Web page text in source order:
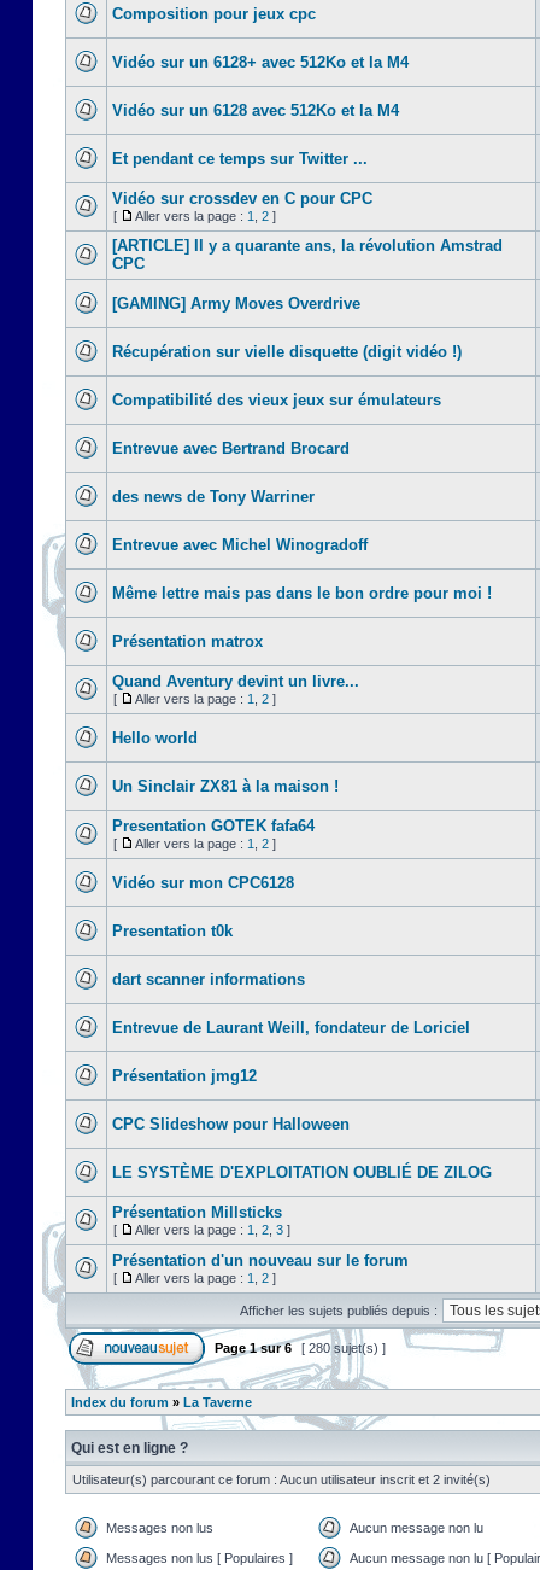
Composition pour jeux cpc
Vidéo sur un 6128+ avec 512Ko et la M4
Vidéo sur un 6128 avec 512Ko et la M4
Et pendant ce temps sur Twitter ...
Vidéo sur crossdev en C pour CPC
[ Aller vers la page : 1 2 ]
[ARTICLE] Il y a quarante ans, la révolution Amstrad
CPC
[GAMING] Army Moves Overdrive
Récupération sur vielle disquette (digit vidéo !)
Compatibilité des vieux jeux sur émulateurs
Entrevue avec Bertrand Brocard
des news de Tony Warriner
Entrevue avec Michel Winogradoff
Même lettre mais pas dans le bon ordre pour moi !
Présentation matrox
Quand Aventury devint un livre...
[ Aller vers la page : 1 2 ]
Hello world
Un Sinclair ZX81 à la maison !
Presentation GOTEK fafa64
[ Aller vers la page : 1 2 ]
Vidéo sur mon CPC6128
Presentation t0k
dart scanner informations
Entrevue de Laurant Weill, fondateur de Loriciel
Présentation jmg12
CPC Slideshow pour Halloween
LE SYSTÈME D'EXPLOITATION OUBLIÉ DE ZILOG
Présentation Millsticks
[ Aller vers la page : 1 2 3 ]
Présentation d'un nouveau sur le forum
[ Aller vers la page : 1 2 ]
Afficher les sujets publiés depuis :
Page1sur6 [ 280 sujet(s) ]
Index du forum » La Taverne
Qui est en ligne ?
Utilisateur(s) parcourant ce forum : Aucun utilisateur inscrit et 2 invité(s)
Messages non lus Aucun message non lu
Messages non lus [ Populaires ] Aucun message non lu [